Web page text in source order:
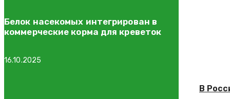
В
Белок насекомых интегрирован в
коммерческие корма для креветок
16.10.2025